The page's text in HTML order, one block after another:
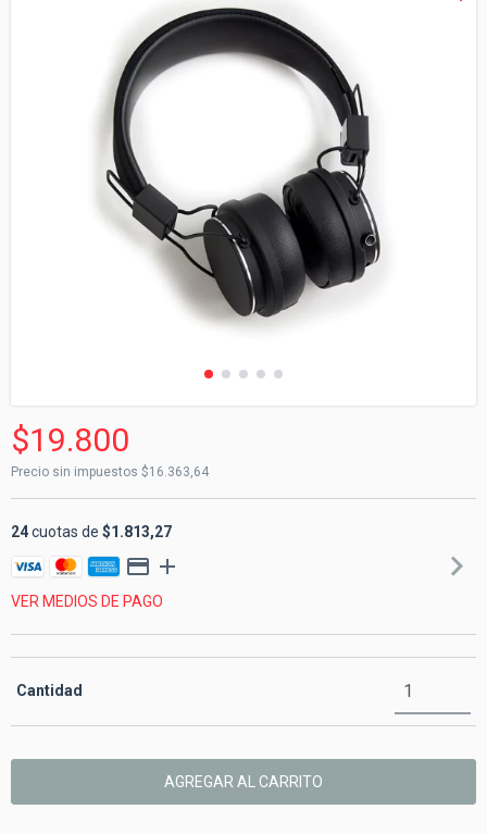
$19.800
Precio sin impuestos $16.363,64
24cuotas de $1.813,27
VER MEDIOS DE PAGO
Cantidad